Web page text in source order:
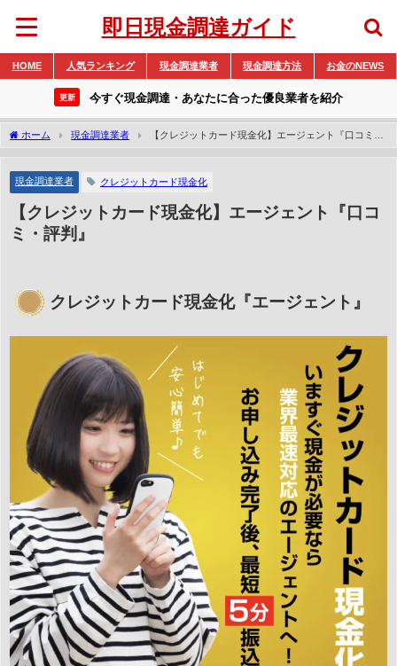
即日現金調達ガイド
HOME 人気ランキング 現金調達業者 現金調達方法 お金のNEWS
更新 今すぐ現金調達・あなたに合った優良業者を紹介
ホーム 現金調達業者
【クレジットカード現金化】エージェント『口コミ・
現金調達業者 クレジットカード現金化
【クレジットカード現金化】エージェント『口コ
ミ・評判』
クレジットカード現金化『エージェント』